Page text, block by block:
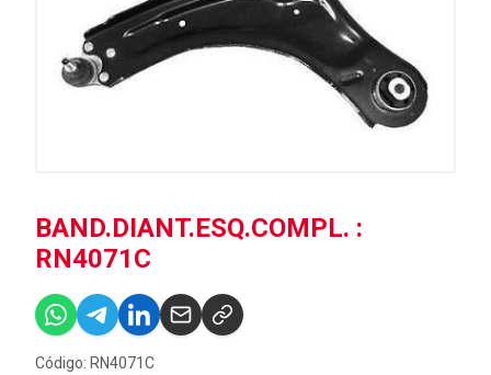
BAND.DIANT.ESQ.COMPL. :
RN4071C
Código: RN4071C